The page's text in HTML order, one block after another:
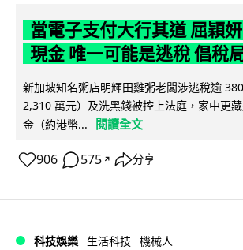
當電子支付大行其道 屈穎
現金 唯一可能是逃稅 倡稅
新加坡知名粥店明輝田雞粥老闆涉逃稅逾
2,310 萬元）及洗黑錢被控上法庭，家中更
金（約港幣...
閱讀全文
906 575 ↗ 分享
科技娛樂 生活科技 機械人